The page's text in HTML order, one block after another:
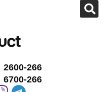
2600-266
6700-266